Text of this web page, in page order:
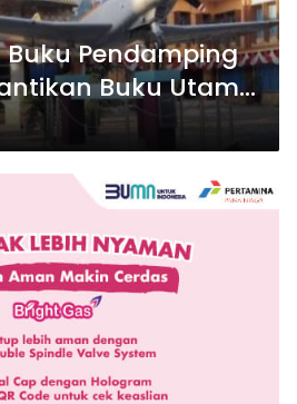
Buku Pendamping
Buku Utama